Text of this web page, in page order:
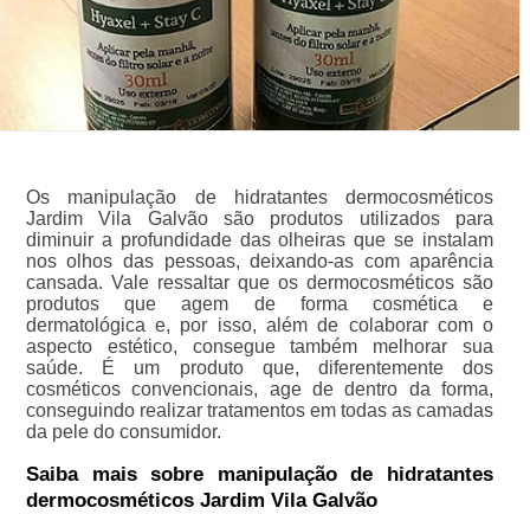
Os manipulação de hidratantes dermocosméticos
Jardim Vila Galvão são produtos utilizados para
diminuir a profundidade das olheiras que se instalam
nos olhos das pessoas, deixando-as com aparência
cansada. Vale ressaltar que os dermocosméticos são
produtos que agem de forma cosmética e
dermatológica e, por isso, além de colaborar com o
aspecto estético, consegue também melhorar sua
saúde. É um produto que, diferentemente dos
cosméticos convencionais, age de dentro da forma,
conseguindo realizar tratamentos em todas as camadas
da pele do consumidor.
Saiba mais sobre manipulação de hidratantes
dermocosméticos Jardim Vila Galvão